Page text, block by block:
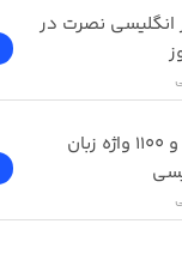
به لیست
بین محتوای کل بانک